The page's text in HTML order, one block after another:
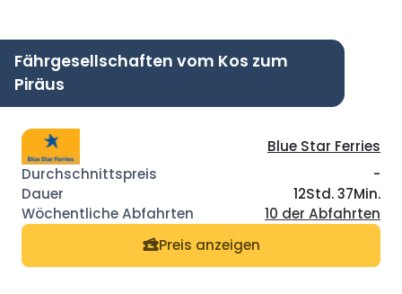
Fährgesellschaften vom Kos zum
Piräus
Blue Star Ferries
-
12Std. 37Min.
10 der Abfahrten
Preis anzeigen